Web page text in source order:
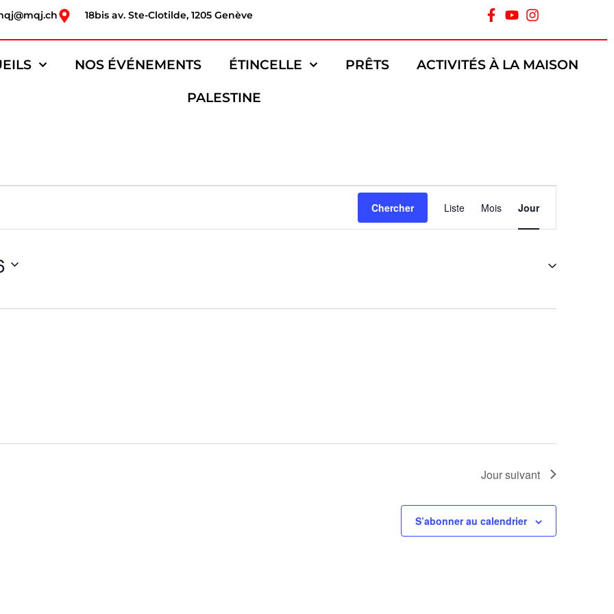
18bis av. Ste-Clotilde, 1205 Genève
NOS ÉVÉNEMENTS ÉTINCELLE PRÊTS ACTIVITÉS À LA MAISON
PALESTINE
Chercher
de
Évènement
Liste Mois Jour
Jour suivant
S’abonner au calendrier